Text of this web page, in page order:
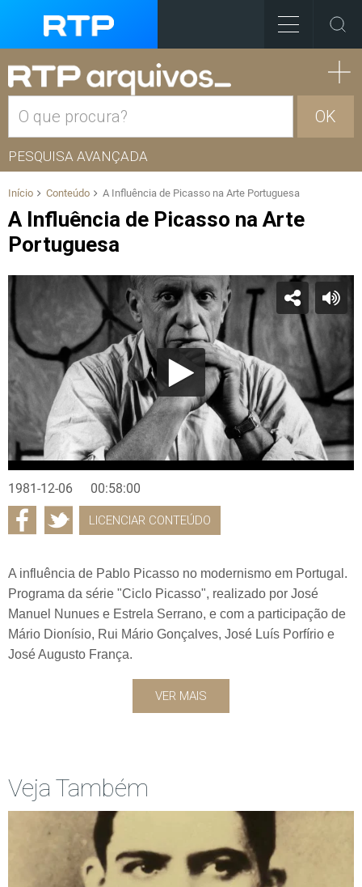
OK
PESQUISA AVANÇADA
Início Conteúdo A Influência de Picasso na Arte Portuguesa
A Influência de Picasso na Arte
Portuguesa
1981-12-06 00:58:00
LICENCIAR CONTEÚDO
A influência de Pablo Picasso no modernismo em Portugal.
Programa da série "Ciclo Picasso", realizado por José
Manuel Nunues e Estrela Serrano, e com a participação de
Mário Dionísio, Rui Mário Gonçalves, José Luís Porfírio e
José Augusto França.
VER MAIS
Veja Também